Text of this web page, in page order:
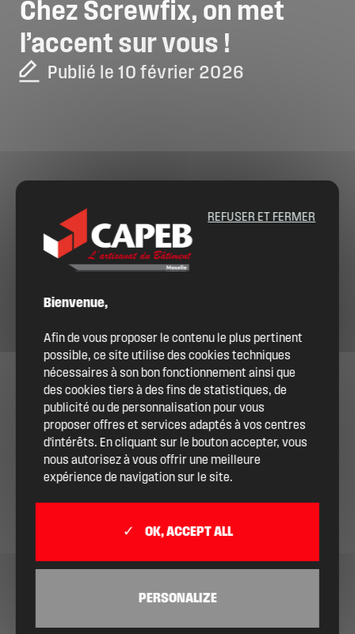
Chez Screwfix, on met
l’accent survous !
Publié le 10 février 2026
Bienvenue,
Afin de vous proposer le contenu le plus pertinent
possible, ce site utilise des cookies techniques
nécessaires à son bon fonctionnement ainsi que
des cookies tiers à des fins de statistiques, de
publicité ou de personnalisation pour vous
proposer offres et services adaptés à vos centres
d'intérêts. En cliquant sur le bouton accepter, vous
nous autorisez à vous offrir une meilleure
expérience de navigation sur le site.
OK, ACCEPT ALL
REFUSER ET FERMER
PERSONALIZE